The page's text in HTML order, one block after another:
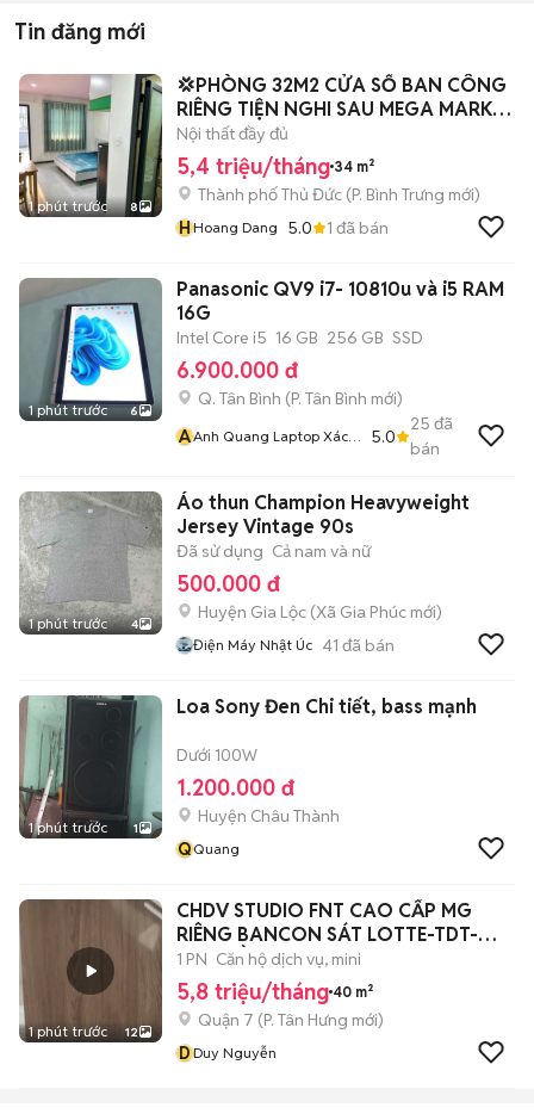
Tin đăng mới
1 phút trước 8
💢PHÒNG 32M2 CỬA SỔ BAN CÔNG
RIÊNG TIỆN NGHI SAU MEGA MARKET
Q2💢
Nội thất đầy đủ
5,4 triệu/tháng 34 m²
Thành phố Thủ Đức (P. Bình Trưng mới)
HHoang Dang 5.0 1 đã bán
1 phút trước 6
Panasonic QV9 i7- 10810u và i5 RAM
16G
Intel Core i5 16 GB 256 GB SSD
6.900.000 đ
Q. Tân Bình (P. Tân Bình mới)
AAnh Quang Laptop Xách
Hành Dài Hạn
5.0
25 đã
bán
1 phút trước 4
Áo thun Champion Heavyweight
Jersey Vintage 90s
Đã sử dụng Cả nam và nữ
500.000 đ
Huyện Gia Lộc (Xã Gia Phúc mới)
Điện Máy Nhật Úc 41 đã bán
1 phút trước 1
Loa Sony Đen Chi tiết, bass mạnh
Dưới 100W
1.200.000 đ
Huyện Châu Thành
QQuang
1 phút trước 12
CHDV STUDIO FNT CAO CẤP MG
RIÊNG BANCON SÁT LOTTE-TDT-
RMIT GẦN Q1Q4Q8
1 PN Căn hộ dịch vụ, mini
5,8 triệu/tháng 40 m²
Quận 7 (P. Tân Hưng mới)
DDuy Nguyễn